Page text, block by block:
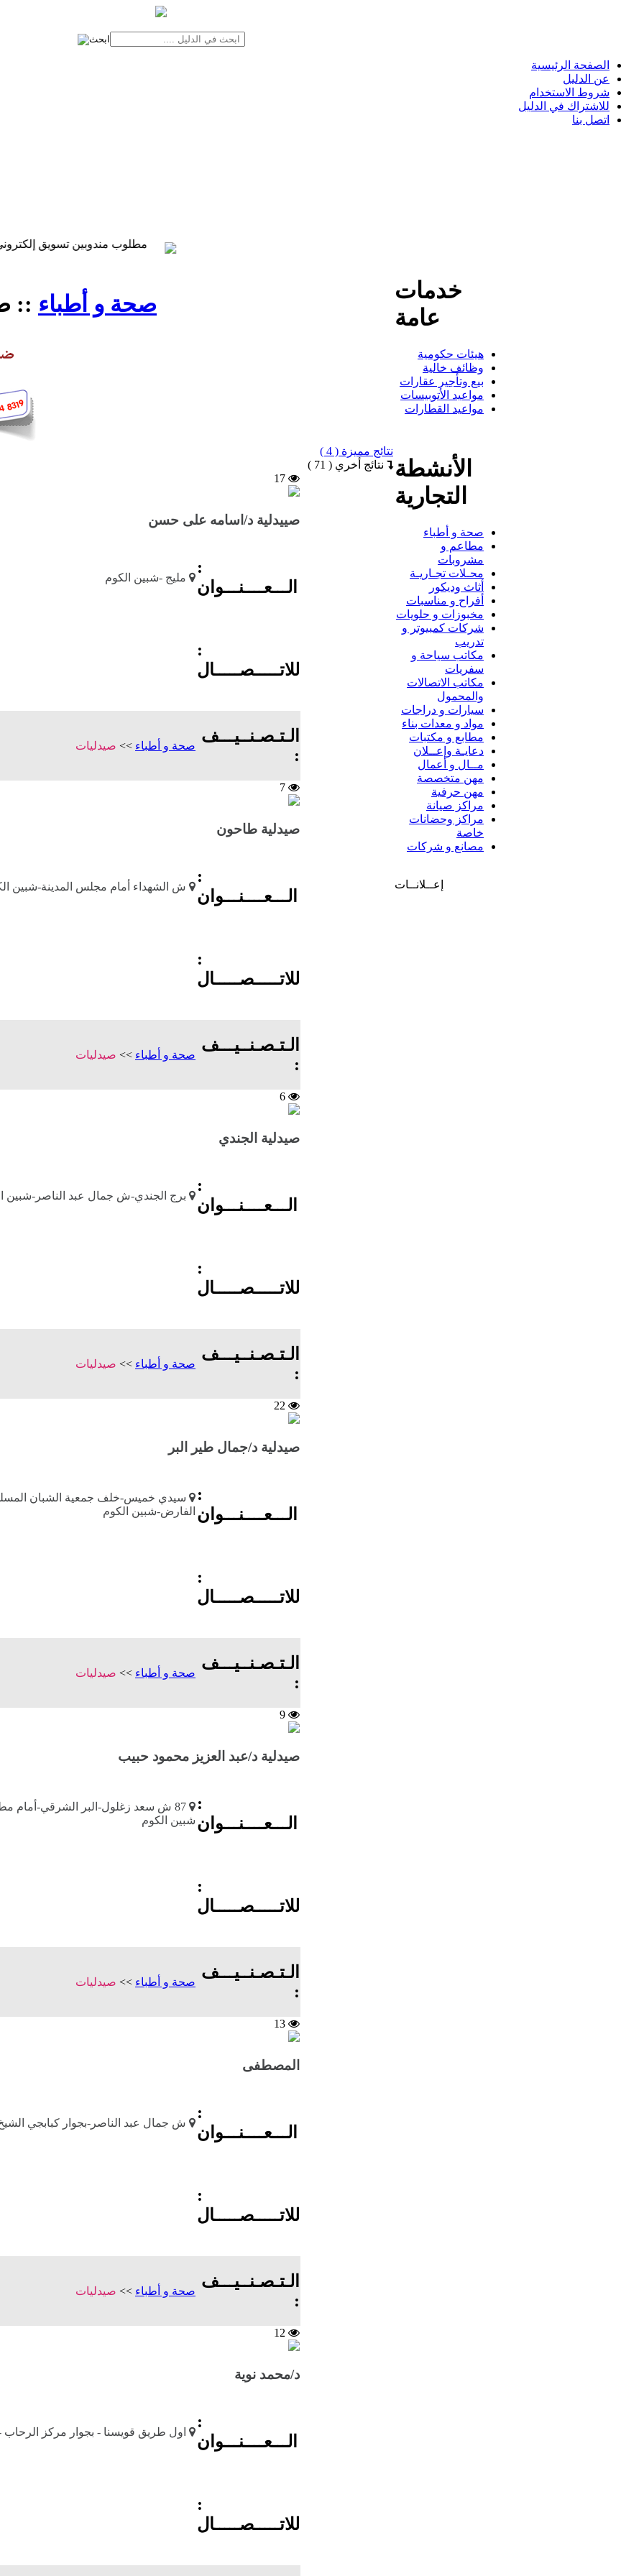
الصفحة الرئيسية
عن الدليل
شروط الاستخدام
للاشتراك في الدليل
اتصل بنا
مطلوب مندوبين تسويق إلكتروني
صحة و أطباء ::
نتائج مميزة ( 4 )
نتائج أخري ( 71 )
صييدلية د/اسامه على حسن
مليج -شبين الكوم
:
الـــعــــنـــوان
:
للاتـــــصـــــال
صحة و أطباء >> صيدليات
الـتـصـنــيـــف
:
صيدلية طاحون
ش الشهداء أمام مجلس المدينة-شبين
:
الـــعــــنـــوان
:
للاتـــــصـــــال
صحة و أطباء >> صيدليات
الـتـصـنــيـــف
:
صيدلية الجندي
برج الجندي-ش جمال عبد الناصر-شبين
:
الـــعــــنـــوان
:
للاتـــــصـــــال
صحة و أطباء >> صيدليات
الـتـصـنــيـــف
:
صيدلية د/جمال طير البر
سيدي خميس-خلف جمعية الشبان
الفارض-شبين الكوم
:
الـــعــــنـــوان
:
للاتـــــصـــــال
صحة و أطباء >> صيدليات
الـتـصـنــيـــف
:
صيدلية د/عبد العزيز محمود حبيب
87 ش سعد زغلول-البر الشرقي-أمام
شبين الكوم
:
الـــعــــنـــوان
:
للاتـــــصـــــال
صحة و أطباء >> صيدليات
الـتـصـنــيـــف
:
المصطفى
ش جمال عبد الناصر-بجوار كبابجي
:
الـــعــــنـــوان
:
للاتـــــصـــــال
صحة و أطباء >> صيدليات
الـتـصـنــيـــف
:
د/محمد نوية
اول طريق قويسنا - بجوار مركز الرحاب
:
الـــعــــنـــوان
:
للاتـــــصـــــال
خدمات
عامة
هيئات حكومية
وظائف خالية
بيع وتأجير عقارات
مواعيد الأتوبيسات
مواعيد القطارات
الأنشطة
التجارية
صحة و أطباء
مطاعم و
مشروبات
محـلات تجـاريـة
أثاث وديكور
أفراح و مناسبات
مخبوزات و حلويات
شركات كمبيوتر و
تدريب
مكاتب سياحة و
سفريات
مكاتب الاتصالات
والمحمول
سيارات و دراجات
مواد و معدات بناء
مطابع و مكتبات
دعايـة وإعــلان
مــال و أعمال
مهن متخصصة
مهن حرفية
مراكز صيانة
مراكز وحضانات
خاصة
مصانع و شركات
إعــلانــات